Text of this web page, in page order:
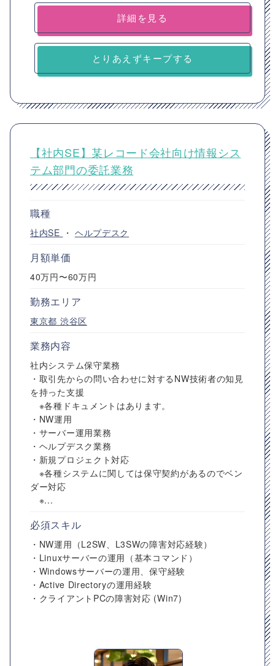
詳細を見る
とりあえずキープする
【社内SE】某レコード会社向け情報シス
テム部門の委託業務
職種
社内SE ・ ヘルプデスク
月額単価
40万円〜60万円
勤務エリア
東京都 渋谷区
業務内容
社内システム保守業務
・取引先からの問い合わせに対するNW技術者の知見
を持った支援
※各種ドキュメントはあります。
・NW運用
・サーバー運用業務
・ヘルプデスク業務
・新規プロジェクト対応
※各種システムに関しては保守契約があるのでベン
ダー対応
※...
必須スキル
・NW運用（L2SW、L3SWの障害対応経験）
・Linuxサーバーの運用（基本コマンド）
・Windowsサーバーの運用、保守経験
・Active Directoryの運用経験
・クライアントPCの障害対応 (Win7)